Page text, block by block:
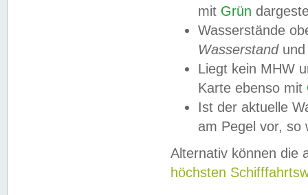
mit Grün
Wasserstände
Wasserstandund
Liegt kein MHW
Karte ebenso mit
Ist der aktuelle
am Pegel vor,
Alternativ können die
höchsten